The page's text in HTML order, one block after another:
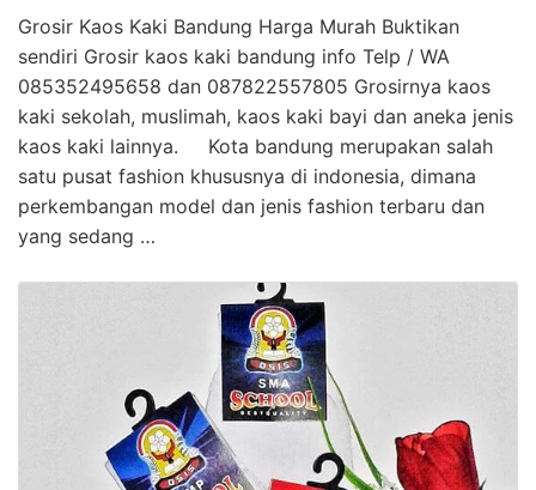
Grosir Kaos Kaki Bandung Harga Murah Buktikan
sendiri Grosir kaos kaki bandung info Telp / WA
085352495658 dan 087822557805 Grosirnya kaos
kaki sekolah, muslimah, kaos kaki bayi dan aneka jenis
kaos kaki lainnya. Kota bandung merupakan salah
satu pusat fashion khususnya di indonesia, dimana
perkembangan model dan jenis fashion terbaru dan
yang sedang …